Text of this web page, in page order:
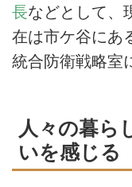
長などとして、
在は市ケ谷にあ
統合防衛戦略室
人々の暮ら
いを感じる